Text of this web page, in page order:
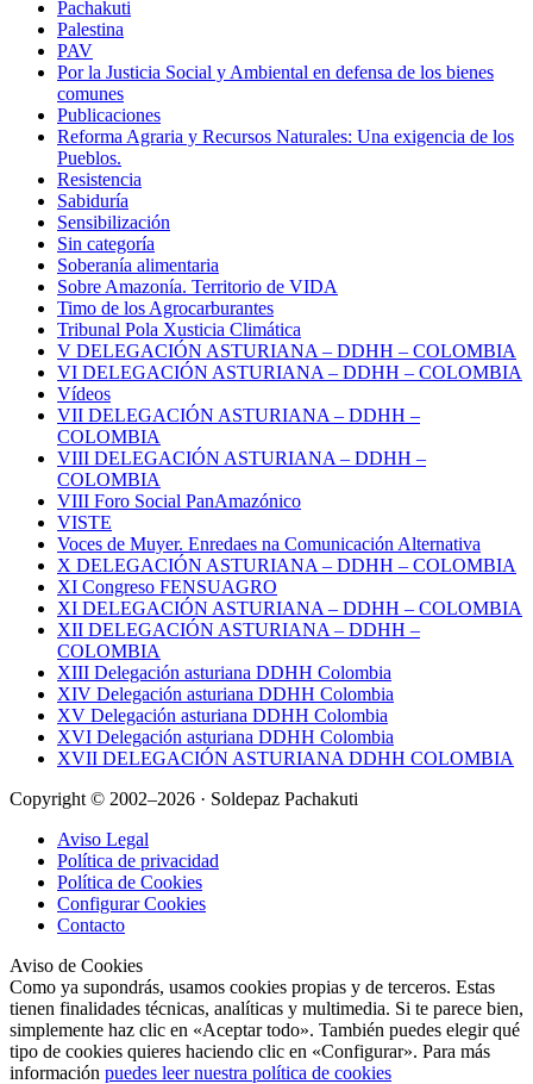
Pachakuti
Palestina
PAV
Por la Justicia Social y Ambiental en defensa de los bienes
comunes
Publicaciones
Reforma Agraria y Recursos Naturales: Una exigencia de los
Pueblos.
Resistencia
Sabiduría
Sensibilización
Sin categoría
Soberanía alimentaria
Sobre Amazonía. Territorio de VIDA
Timo de los Agrocarburantes
Tribunal Pola Xusticia Climática
V DELEGACIÓN ASTURIANA – DDHH – COLOMBIA
VI DELEGACIÓN ASTURIANA – DDHH – COLOMBIA
Vídeos
VII DELEGACIÓN ASTURIANA – DDHH –
COLOMBIA
VIII DELEGACIÓN ASTURIANA – DDHH –
COLOMBIA
VIII Foro Social PanAmazónico
VISTE
Voces de Muyer. Enredaes na Comunicación Alternativa
X DELEGACIÓN ASTURIANA – DDHH – COLOMBIA
XI Congreso FENSUAGRO
XI DELEGACIÓN ASTURIANA – DDHH – COLOMBIA
XII DELEGACIÓN ASTURIANA – DDHH –
COLOMBIA
XIII Delegación asturiana DDHH Colombia
XIV Delegación asturiana DDHH Colombia
XV Delegación asturiana DDHH Colombia
XVI Delegación asturiana DDHH Colombia
XVII DELEGACIÓN ASTURIANA DDHH COLOMBIA
Copyright © 2002–2026 · Soldepaz Pachakuti
Aviso Legal
Política de privacidad
Política de Cookies
Configurar Cookies
Contacto
Aviso de Cookies
Como ya supondrás, usamos cookies propias y de terceros. Estas
tienen finalidades técnicas, analíticas y multimedia. Si te parece bien,
simplemente haz clic en «Aceptar todo». También puedes elegir qué
tipo de cookies quieres haciendo clic en «Configurar». Para más
información puedes leer nuestra política de cookies